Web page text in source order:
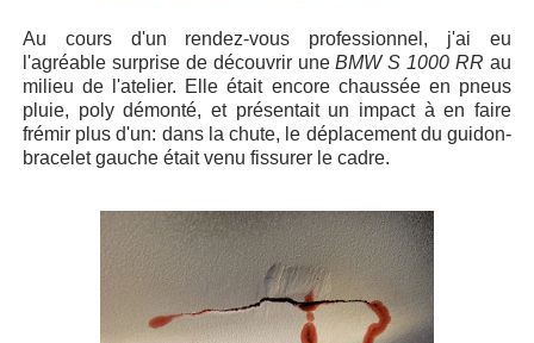
Au cours d'un rendez-vous professionnel, j'ai eu
l'agréable surprise de découvrir uneBMW S 1000 RR au
milieu de l'atelier. Elle était encore chaussée en pneus
pluie, poly démonté, et présentait un impact à en faire
frémir plus d'un: dans la chute, le déplacement du guidon-
bracelet gauche était venu fissurer le cadre.